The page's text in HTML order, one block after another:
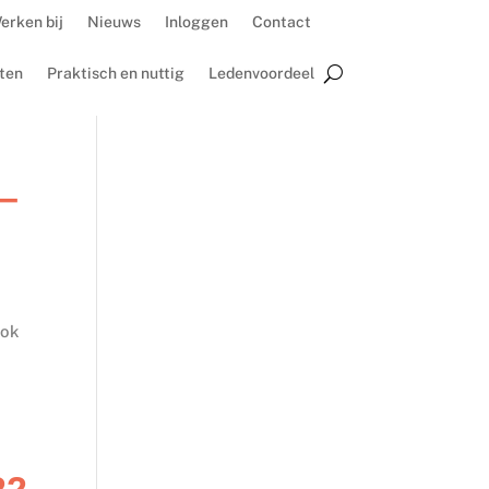
bij Nieuws Inloggen Contact
Praktisch en nuttig Ledenvoordeel